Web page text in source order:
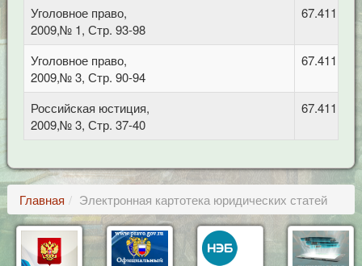
Уголовное право,
2009,№ 1, Стр. 93-98
67.411
Уголовное право,
2009,№ 3, Стр. 90-94
67.411
Российская юстиция,
2009,№ 3, Стр. 37-40
67.411
Главная Электронная картотека юридических статей